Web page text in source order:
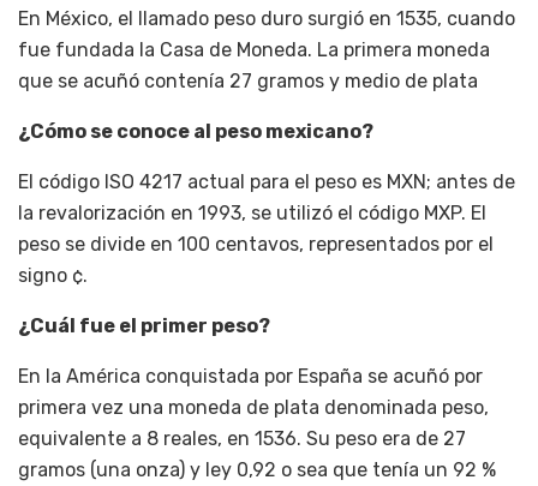
En México, el llamado peso duro surgió en 1535, cuando
fue fundada la Casa de Moneda. La primera moneda
que se acuñó contenía 27 gramos y medio de plata
¿Cómo se conoce al peso mexicano?
El código ISO 4217 actual para el peso es MXN; antes de
la revalorización en 1993, se utilizó el código MXP. El
peso se divide en 100 centavos, representados por el
signo ¢.
¿Cuál fue el primer peso?
En la América conquistada por España se acuñó por
primera vez una moneda de plata denominada peso,
equivalente a 8 reales, en 1536. Su peso era de 27
gramos (una onza) y ley 0,92 o sea que tenía un 92 %